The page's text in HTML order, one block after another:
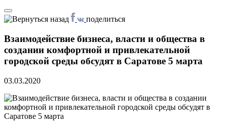
поделиться
Взаимодействие бизнеса, власти и общества в
создании комфортной и привлекательной
городской среды обсудят в Саратове 5 марта
03.03.2020